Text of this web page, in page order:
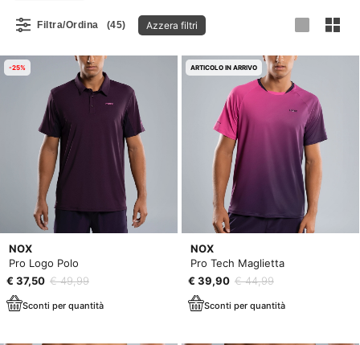
Filtra/Ordina (45) Azzera filtri
NOX
Pro Logo Polo
€ 37,50 € 49,99
Sconti per quantità
-25%
NOX
Pro Tech Maglietta
€ 39,90 € 44,99
Sconti per quantità
ARTICOLO IN ARRIVO